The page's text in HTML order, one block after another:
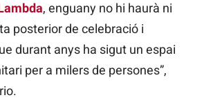
, enguany no hi haurà ni
posterior de celebració i
durant anys ha sigut un espai
per a milers de persones”,